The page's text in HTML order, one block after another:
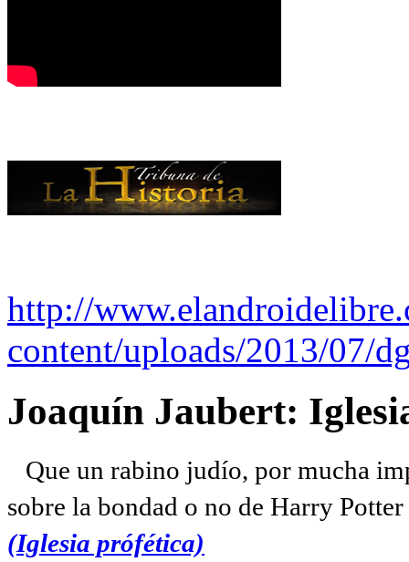
http://
content/uploads/2013/07/
Joaquín Jaubert:
Que un rabino judío, por mucha
sobre la bondad o no de Harry
(Iglesia prófética)